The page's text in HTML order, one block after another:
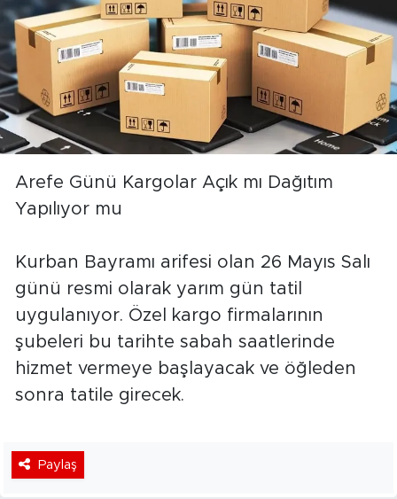
Arefe Günü Kargolar Açık mı Dağıtım
Yapılıyor mu
Kurban Bayramı arifesi olan 26 Mayıs Salı
günü resmi olarak yarım gün tatil
uygulanıyor. Özel kargo firmalarının
şubeleri bu tarihte sabah saatlerinde
hizmet vermeye başlayacak ve öğleden
sonra tatile girecek.
Paylaş